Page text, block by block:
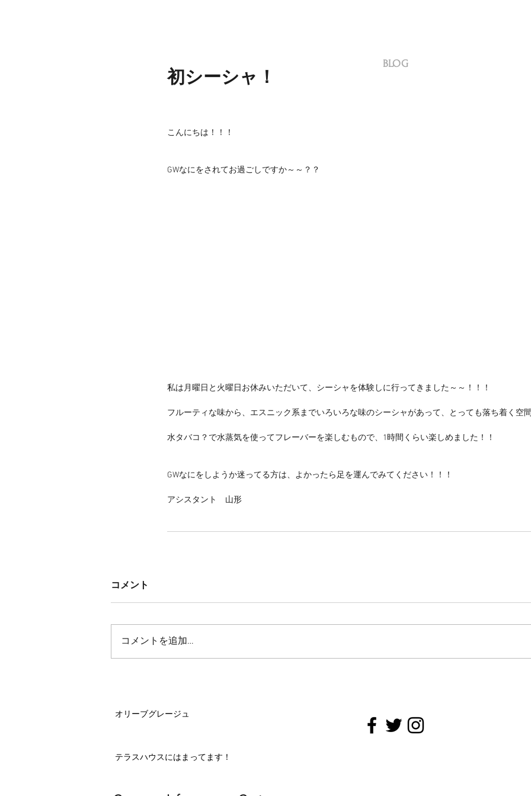
初シーシャ！
こんにちは！！！
GWなにをされてお過ごしですか～～？？
私は月曜日と火曜日お休みいただいて、シーシャを体験しに行ってきました～～！！！
フルーティな味から、エスニック系までいろいろな味のシーシャがあって、とっても落ち着く空
水タバコ？で水蒸気を使ってフレーバーを楽しむもので、1時間くらい楽しめました！！
GWなにをしようか迷ってる方は、よかったら足を運んでみてください！！！
アシスタント　山形
コメント
コメントを追加…
BLOG
オリーブグレージュ
テラスハウスにはまってます！